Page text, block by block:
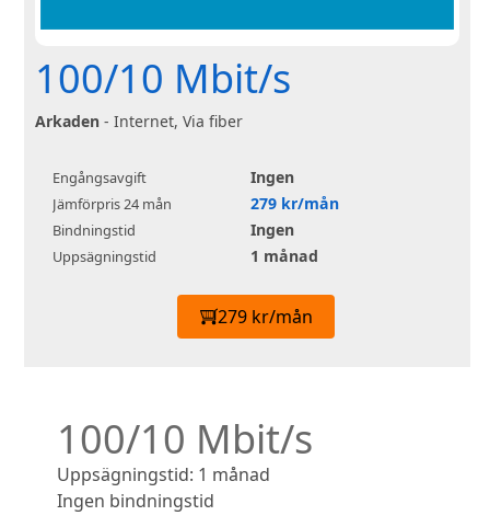
100/10 Mbit/s
Arkaden - Internet, Via fiber
Engångsavgift Ingen
Jämförpris 24 mån 279 kr/mån
Bindningstid Ingen
Uppsägningstid 1 månad
279 kr/mån
100/10 Mbit/s
Uppsägningstid: 1 månad
Ingen bindningstid